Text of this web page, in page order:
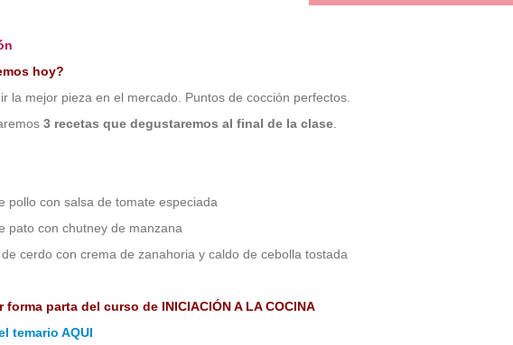
hoy?
la mejor pieza en el mercado. Puntos de cocción perfectos.
3 recetas que degustaremos al final de la clase.
pollo con salsa de tomate especiada
pato con chutney de manzana
cerdo con crema de zanahoria y caldo de cebolla tostada
forma parta del curso de INICIACIÓN A LA COCINA
temario AQUI